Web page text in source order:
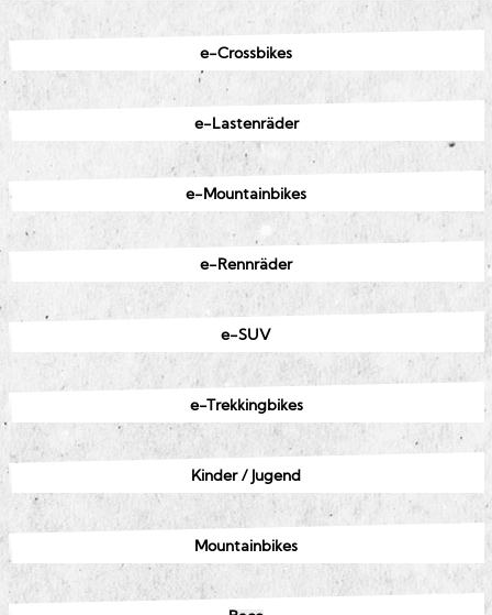
e-Crossbikes
e-Lastenräder
e-Mountainbikes
e-Rennräder
e-SUV
e-Trekkingbikes
Kinder / Jugend
Mountainbikes